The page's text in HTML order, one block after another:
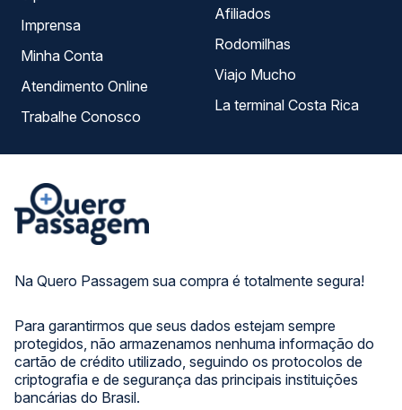
Na Quero Passagem sua compra é totalmente segura!
Para garantirmos que seus dados estejam sempre
protegidos, não armazenamos nenhuma informação do
cartão de crédito utilizado, seguindo os protocolos de
criptografia e de segurança das principais instituições
bancárias do Brasil.
Imprensa
Minha Conta
Atendimento Online
Trabalhe Conosco
Afiliados
Rodomilhas
Viajo Mucho
La terminal Costa Rica